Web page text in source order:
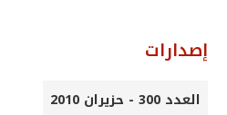
إصدارات
العدد 300 - حزيران 2010